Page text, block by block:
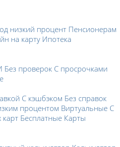
низкий процент Пенсионерам
на карту Ипотека
Без проверок С просрочками
С кэшбэком Без справок
процентом Виртуальные С
карт Бесплатные Карты